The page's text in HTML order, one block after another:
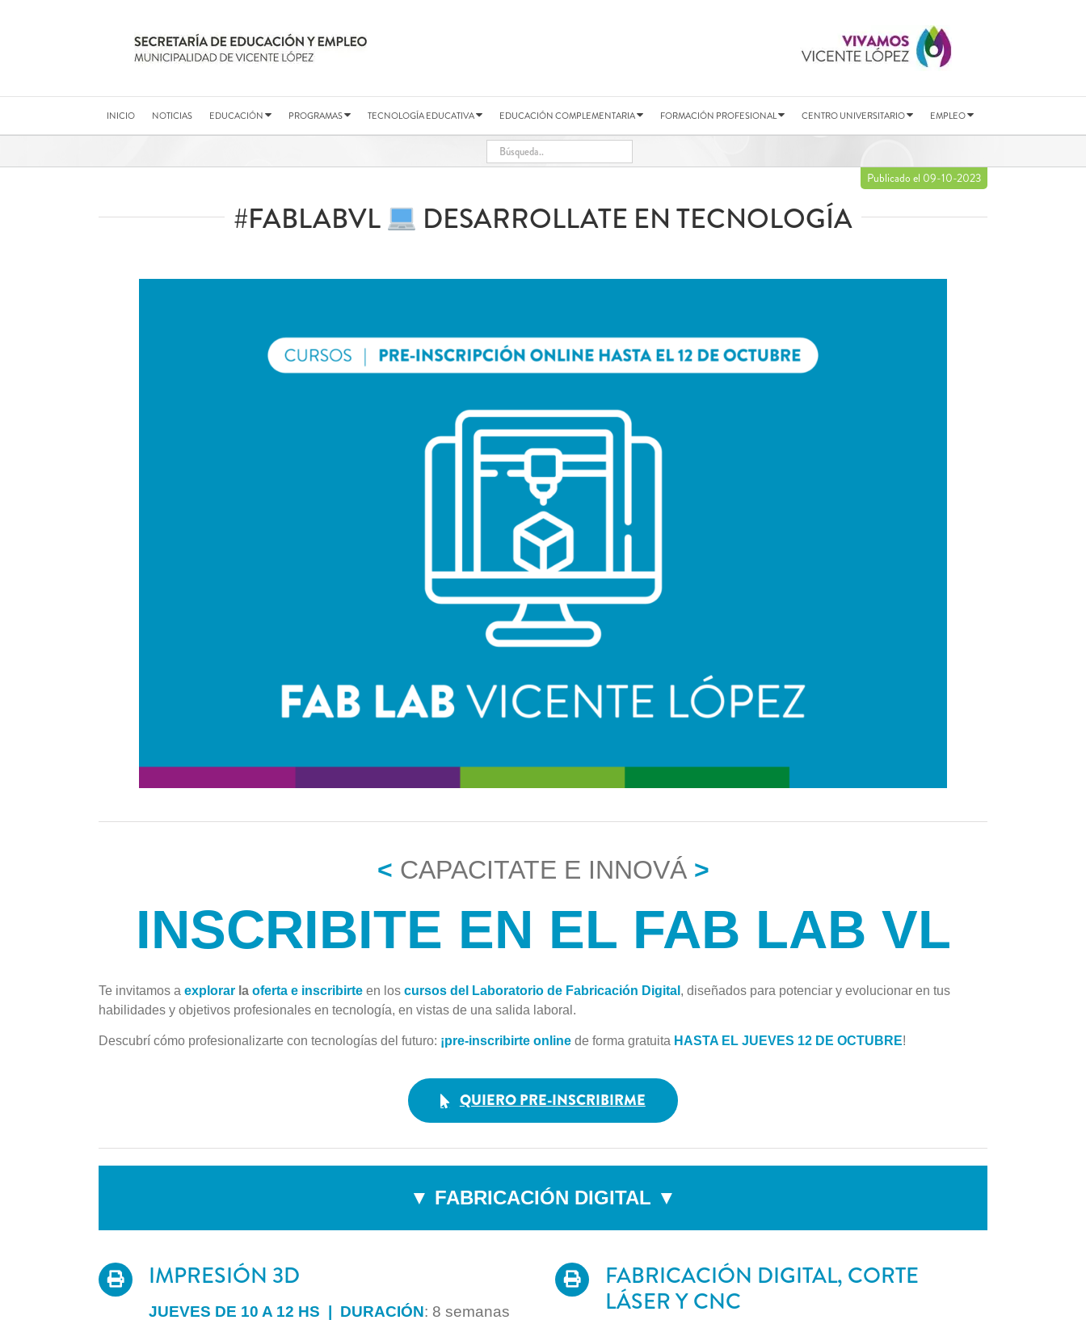
INICIO NOTICIAS EDUCACIÓN PROGRAMAS TECNOLOGÍA EDUCATIVA EDUCACIÓN COMPLEMENTARIA FORMACIÓN PROFESIONAL CENTRO UNIVERSITARIO EMPLEO
Publicado el 09-10-2023
#FABLABVL DESARROLLATE EN TECNOLOGÍA
< CAPACITATE E INNOVÁ>
INSCRIBITE EN EL FAB LAB VL
Te invitamos a explorar la oferta e inscribirte en los cursos del Laboratorio de Fabricación Digital , diseñados para potenciar y evolucionar en tus
habilidades y objetivos profesionales en tecnología, en vistas de una salida laboral.
Descubrí cómo profesionalizarte con tecnologías del futuro: ¡pre-inscribirte online de forma gratuita HASTA EL JUEVES 12 DE OCTUBRE!
QUIERO PRE-INSCRIBIRME
▼ FABRICACIÓN DIGITAL ▼
IMPRESIÓN 3D
JUEVES DE 10 A 12 HS | DURACIÓN: 8 semanas
FABRICACIÓN DIGITAL, CORTE
LÁSER Y CNC